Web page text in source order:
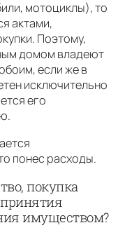
мотоциклы), то
актами,
Поэтому,
домом владеют
если же в
исключительно
его
понес расходы.
покупка
имуществом?